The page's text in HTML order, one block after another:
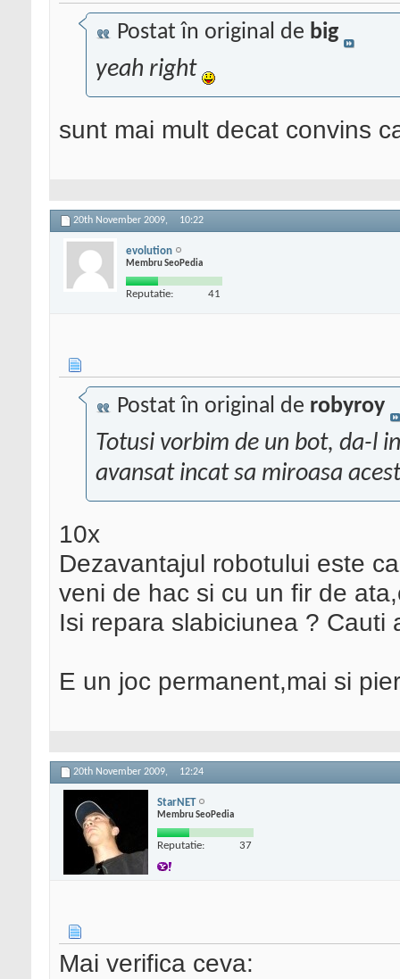
Postat în original de big
yeah right
sunt mai mult decat convins
20th November 2009, 10:22
evolution
Membru SeoPedia
Reputatie: 41
Postat în original de robyroy
Totusi vorbim de un bot, da-l
avansat incat sa miroasa
10x
Dezavantajul robotului este
veni de hac si cu un fir de
Isi repara slabiciunea ? Cauti
E un joc permanent,mai si
20th November 2009, 12:24
StarNET
Membru SeoPedia
Reputatie: 37
Mai verifica ceva: